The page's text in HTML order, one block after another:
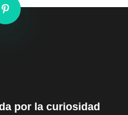
por la curiosidad